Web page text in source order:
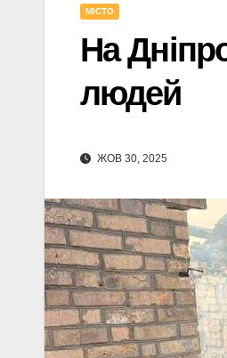
МІСТО
На
людей
ЖОВ 30, 2025